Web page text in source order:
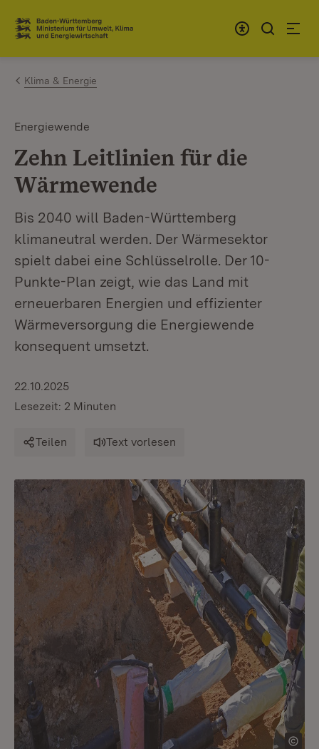
Zum Inhalt springen
Link zur Startseite
Klima & Energie
Energiewende
Zehn Leitlinien für die
Wärmewende
Bis 2040 will Baden-Württemberg
klimaneutral werden. Der Wärmesektor
spielt dabei eine Schlüsselrolle. Der 10-
Punkte-Plan zeigt, wie das Land mit
erneuerbaren Energien und effizienter
Wärmeversorgung die Energiewende
konsequent umsetzt.
22.10.2025
Lesezeit: 2 Minuten
Teilen Text vorlesen